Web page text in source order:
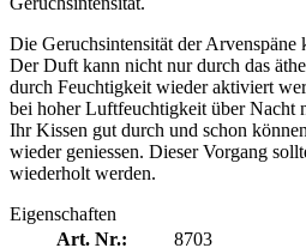
Die Geruchsintensität der Arvenspäne
Der Duft kann nicht nur durch das
durch Feuchtigkeit wieder aktiviert
bei hoher Luftfeuchtigkeit über Nacht
Ihr Kissen gut durch und schon
wieder geniessen. Dieser Vorgang
wiederholt werden.
Eigenschaften
Art. Nr.:
8703